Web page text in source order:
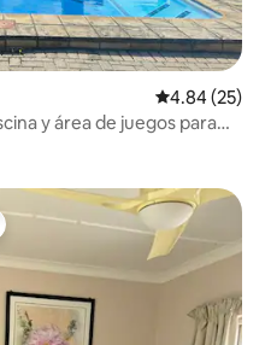
Calificación
4.84 (25)
y área de juegos para
huéspedes